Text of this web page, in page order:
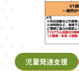
児童発達支援